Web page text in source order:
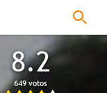
8.2
649 votos